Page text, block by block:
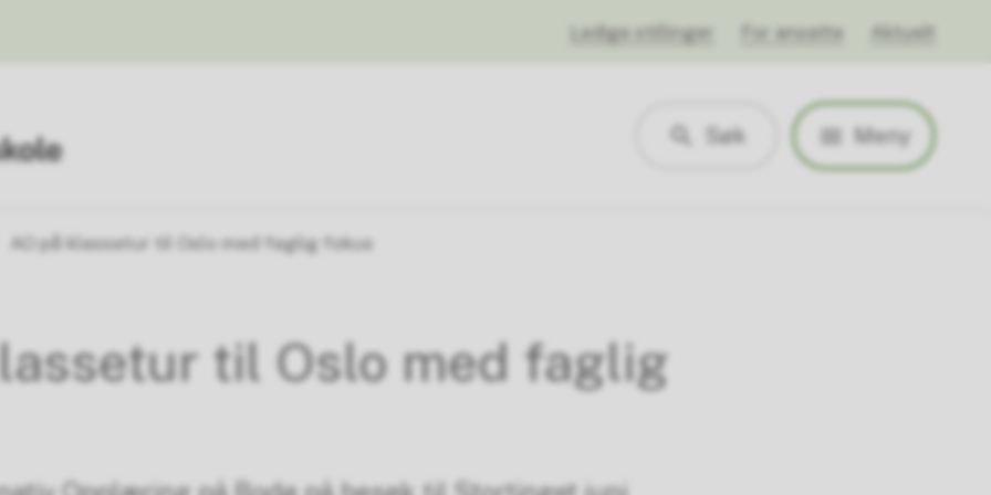
Ledige stillinger For ansatte Aktuelt
Søk Meny
AO på klassetur til Oslo med faglig fokus
til Oslo med faglig